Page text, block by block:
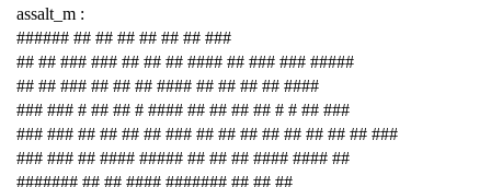
assalt_m :
###### ## ## ## ## ## ## ###
## ## ### ### ## ## ## #### ## ### ### #####
## ## ### ## ## ## #### ## ## ## ## ####
### ### # ## ## # #### ## ## ## ## # # ## ###
### ### ## ## ## ## ### ## ## ## ## ## ## ## ## ###
### ### ## #### ##### ## ## ## #### #### ##
####### ## ## #### ####### ## ## ##